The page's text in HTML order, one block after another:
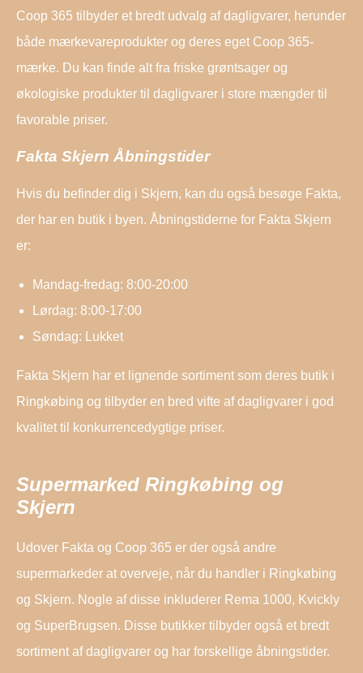
Coop 365 tilbyder et bredt udvalg af dagligvarer, herunder
både mærkevareprodukter og deres eget Coop 365-
mærke. Du kan finde alt fra friske grøntsager og
økologiske produkter til dagligvarer i store mængder til
favorable priser.
Fakta Skjern Åbningstider
Hvis du befinder dig i Skjern, kan du også besøge Fakta,
der har en butik i byen. Åbningstiderne for Fakta Skjern
er:
Mandag-fredag: 8:00-20:00
Lørdag: 8:00-17:00
Søndag: Lukket
Fakta Skjern har et lignende sortiment som deres butik i
Ringkøbing og tilbyder en bred vifte af dagligvarer i god
kvalitet til konkurrencedygtige priser.
Supermarked Ringkøbing og
Skjern
Udover Fakta og Coop 365 er der også andre
supermarkeder at overveje, når du handler i Ringkøbing
og Skjern. Nogle af disse inkluderer Rema 1000, Kvickly
og SuperBrugsen. Disse butikker tilbyder også et bredt
sortiment af dagligvarer og har forskellige åbningstider.